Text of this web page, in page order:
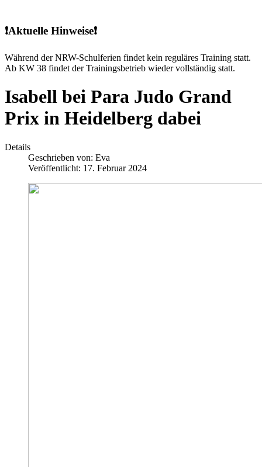
❗Aktuelle Hinweise❗
Während der NRW-Schulferien findet kein reguläres Training statt.
Ab KW 38 findet der Trainingsbetrieb wieder vollständig statt.
Isabell bei Para Judo Grand
Prix in Heidelberg dabei
Details
Geschrieben von: Eva
Veröffentlicht: 17. Februar 2024